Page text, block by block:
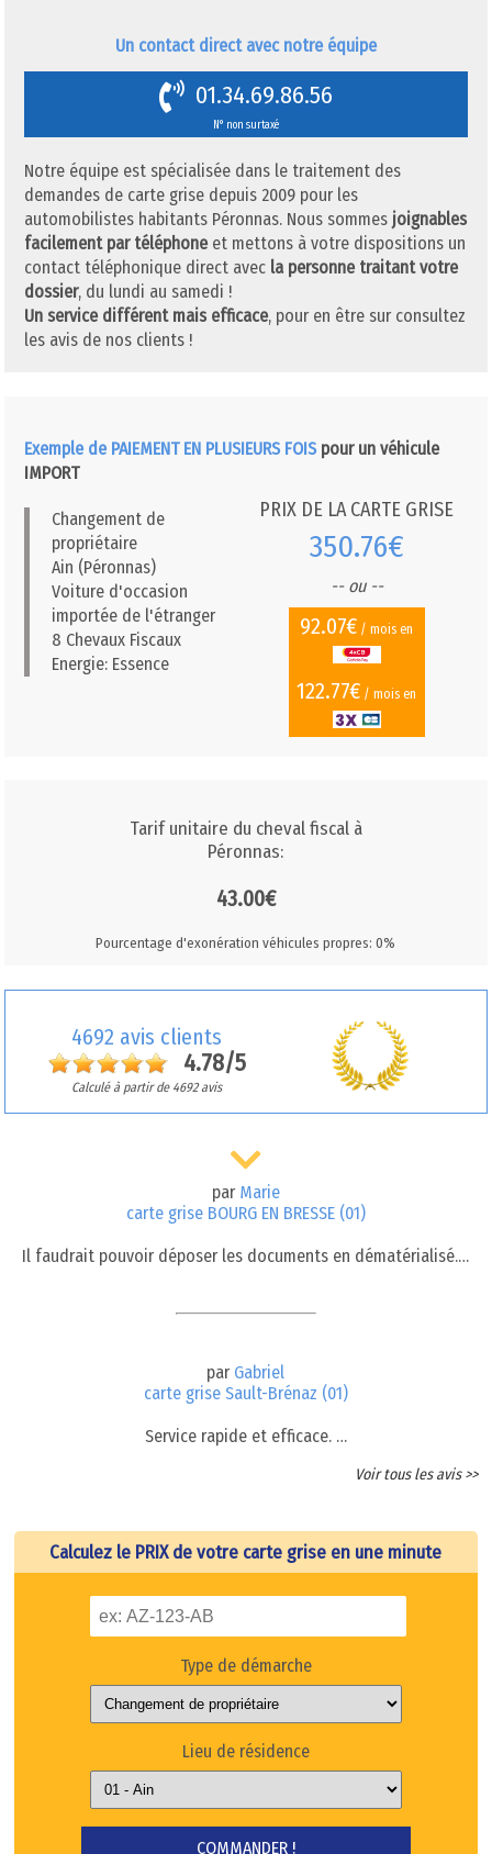
Un contact direct avec notre équipe
01.34.69.86.56
N° non surtaxé
Notre équipe est spécialisée dans le traitement des
demandes de carte grise depuis 2009 pour les
automobilistes habitants Péronnas. Nous sommes joignables
facilement par téléphone et mettons à votre dispositions un
contact téléphonique direct avec la personne traitant votre
dossier, du lundi au samedi !
Un service différent mais efficace, pour en être sur consultez
les avis de nos clients !
Exemple de PAIEMENT EN PLUSIEURS FOIS pour un véhicule
IMPORT
Changement de
propriétaire
Ain (Péronnas)
Voiture d'occasion
importée de l'étranger
8 Chevaux Fiscaux
Energie: Essence
PRIX DE LA CARTE GRISE
350.76€
-- ou --
92.07€ / mois en
122.77€ / mois en
Tarif unitaire du cheval fiscal à
Péronnas:
43.00€
Pourcentage d'exonération véhicules propres: 0%
4692 avis clients
4.78/5
Calculé à partir de 4692 avis
par Marie
carte grise BOURG EN BRESSE (01)
Il faudrait pouvoir déposer les documents en dématérialisé.…
par Gabriel
carte grise Sault-Brénaz (01)
Service rapide et efficace. …
Voir tous les avis >>
Calculez le PRIX de votre carte grise en une minute
Type de démarche
Lieu de résidence